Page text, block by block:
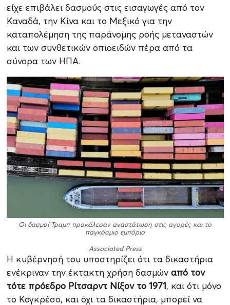
είχε επιβάλει δασμούς στις εισαγωγές από τον
Καναδά, την Κίνα και το Μεξικό για την
καταπολέμηση της παράνομης ροής μεταναστών
και των συνθετικών οπιοειδών πέρα ​​από τα
σύνορα των ΗΠΑ.
Oι δασμοί Τραμπ προκάλεσαν αναστάτωση στις αγορές και το
παγκόσμιο εμπόριο
Associated Press
Η κυβέρνησή του υποστηρίζει ότι τα δικαστήρια
ενέκριναν την έκτακτη χρήση δασμών από τον
τότε πρόεδρο Ρίτσαρντ Νίξον το 1971, και ότι μόνο
το Κογκρέσο, και όχι τα δικαστήρια, μπορεί να